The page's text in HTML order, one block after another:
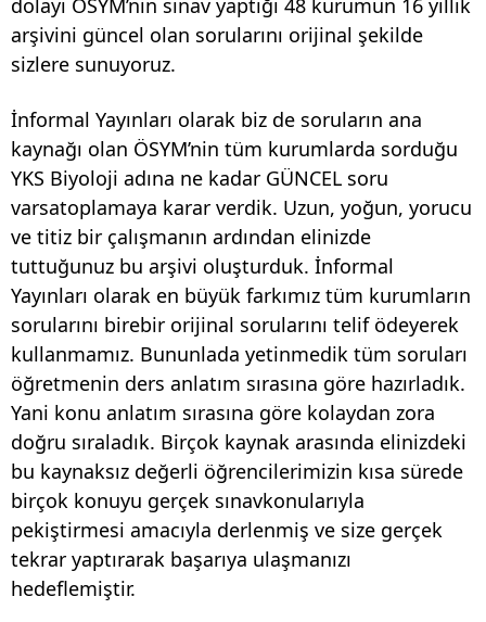
dolayı ÖSYM’nin sınav yaptığı 48 kurumun 16 yıllık
arşivini güncel olan sorularını orijinal şekilde
sizlere sunuyoruz.
İnformal Yayınları olarak biz de soruların ana
kaynağı olan ÖSYM’nin tüm kurumlarda sorduğu
YKS Biyoloji adına ne kadar GÜNCEL soru
varsatoplamaya karar verdik. Uzun, yoğun, yorucu
ve titiz bir çalışmanın ardından elinizde
tuttuğunuz bu arşivi oluşturduk. İnformal
Yayınları olarak en büyük farkımız tüm kurumların
sorularını birebir orijinal sorularını telif ödeyerek
kullanmamız. Bununlada yetinmedik tüm soruları
öğretmenin ders anlatım sırasına göre hazırladık.
Yani konu anlatım sırasına göre kolaydan zora
doğru sıraladık. Birçok kaynak arasında elinizdeki
bu kaynaksız değerli öğrencilerimizin kısa sürede
birçok konuyu gerçek sınavkonularıyla
pekiştirmesi amacıyla derlenmiş ve size gerçek
tekrar yaptırarak başarıya ulaşmanızı
hedeflemiştir.